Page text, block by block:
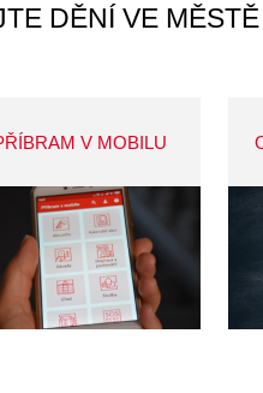
DĚNÍ VE MĚSTĚ
V MOBILU